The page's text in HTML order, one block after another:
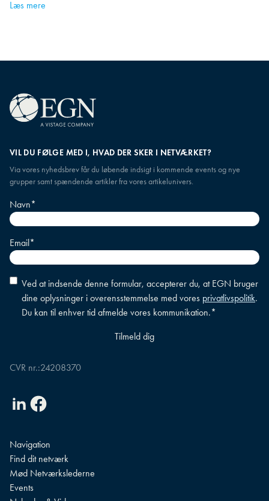
Læs mere
VIL DU FØLGE MED I, HVAD DER SKER I NETVÆRKET?
Via vores nyhedsbrev får du løbende indsigt i kommende events og nye
grupper samt spændende artikler fra vores artikelunivers.
Navn*
Email*
Accepter
betingelser*
Ved at indsende denne formular, accepterer du, at EGN bruger
dine oplysninger i overensstemmelse med vores privatlivspolitik.
Du kan til enhver tid afmelde vores kommunikation.*
CVR nr.:24208370
LinkedinFacebook
Navigation
Find dit netværk
Mød Netværkslederne
Events